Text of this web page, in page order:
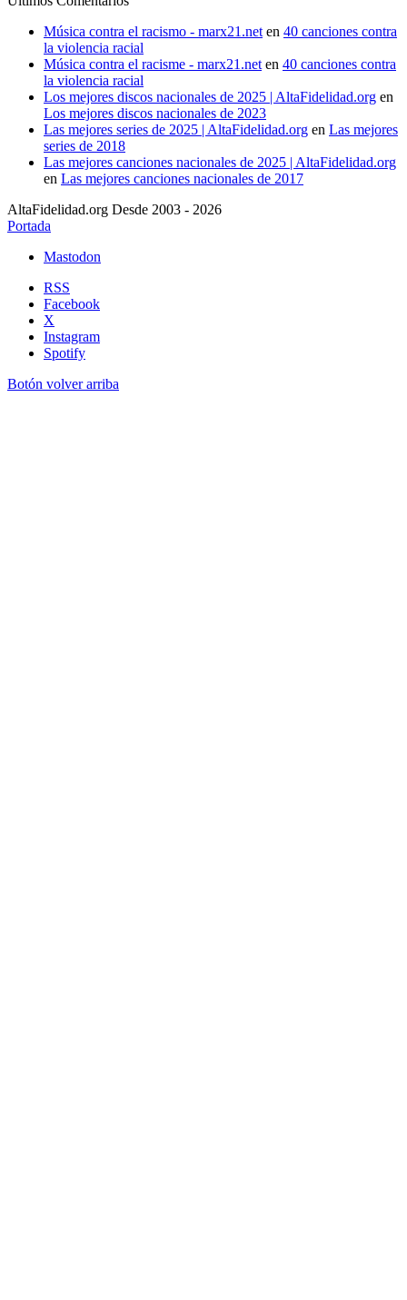
Música contra el racismo - marx21.net en 40 canciones contra
la violencia racial
Música contra el racisme - marx21.net en 40 canciones contra
la violencia racial
Los mejores discos nacionales de 2025 | AltaFidelidad.org en
Los mejores discos nacionales de 2023
Las mejores series de 2025 | AltaFidelidad.org en Las mejores
series de 2018
Las mejores canciones nacionales de 2025 | AltaFidelidad.org
en Las mejores canciones nacionales de 2017
AltaFidelidad.org Desde 2003 - 2026
Portada
Mastodon
RSS
Facebook
X
Instagram
Spotify
Botón volver arriba